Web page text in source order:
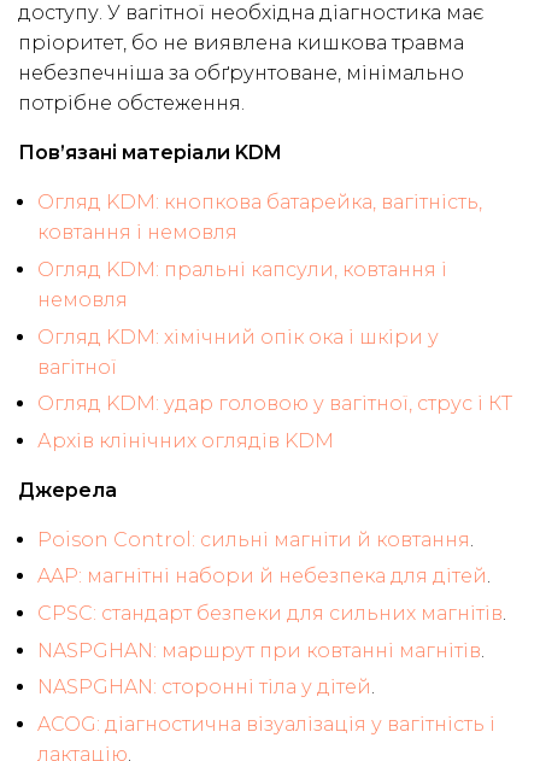
доступу. У вагітної необхідна діагностика має
пріоритет, бо не виявлена кишкова травма
небезпечніша за обґрунтоване, мінімально
потрібне обстеження.
Пов’язані матеріали KDM
Огляд KDM: кнопкова батарейка, вагітність,
ковтання і немовля
Огляд KDM: пральні капсули, ковтання і
немовля
Огляд KDM: хімічний опік ока і шкіри у
вагітної
Огляд KDM: удар головою у вагітної, струс і КТ
Архів клінічних оглядів KDM
Джерела
Poison Control: сильні магніти й ковтання.
AAP: магнітні набори й небезпека для дітей.
CPSC: стандарт безпеки для сильних магнітів.
NASPGHAN: маршрут при ковтанні магнітів
NASPGHAN: сторонні тіла у дітей.
ACOG: діагностична візуалізація у вагітність і
лактацію